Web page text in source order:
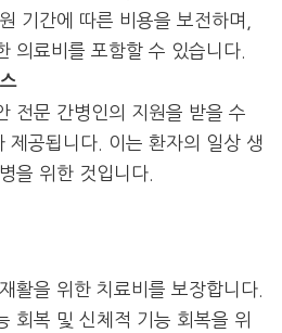
기간에 따른 비용을 보전하며,
의료비를 포함할 수 있습니다.
전문 간병인의 지원을 받을 수
제공됩니다. 이는 환자의 일상 생
을 위한 것입니다.
활을 위한 치료비를 보장합니다.
회복 및 신체적 기능 회복을 위